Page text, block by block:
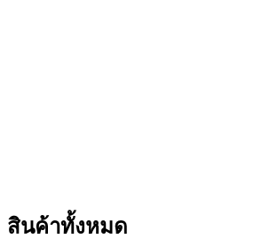
สินค้าทั้งหมด